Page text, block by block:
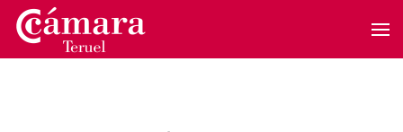
Skip to main content